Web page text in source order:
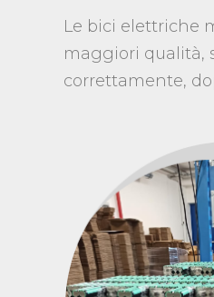
Le bici elettriche
maggiori qualità,
correttamente,